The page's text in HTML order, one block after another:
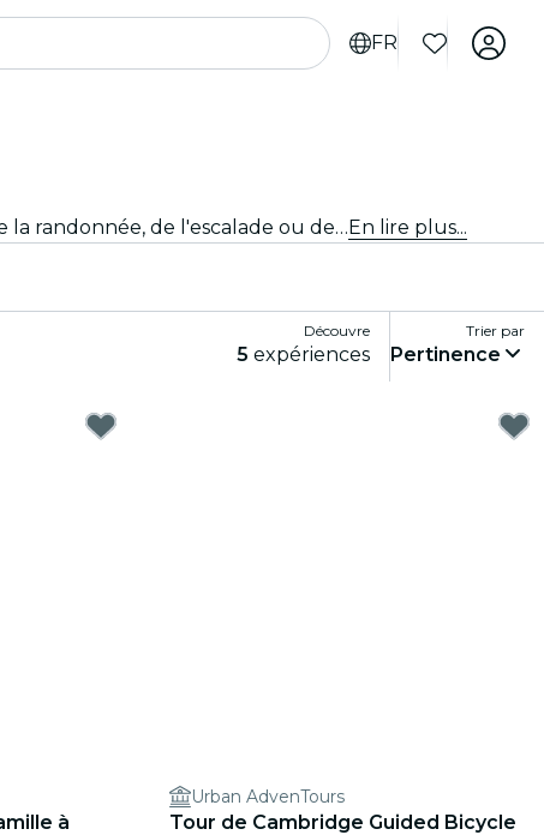
FR
Fais monter ton adrénaline avec des activités sportives et d'aventure palpitantes à Boston. Que tu sois adepte de la randonnée, de l'escalade ou des sports extrêmes, nous avons ce qu'il te faut.En lire plus...
Découvre
5 expériences
Trier par
Pertinence
à
Urban AdvenTours
Tour de Cambridge Guided Bicycle